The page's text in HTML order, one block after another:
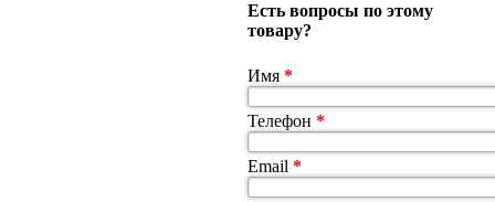
Есть вопросы по этому
товару?
Имя *
Телефон *
Email *